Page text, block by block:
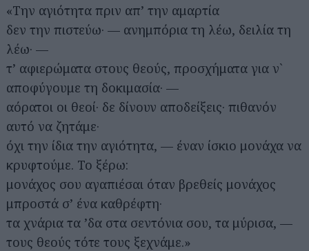
«Την αγιότητα πριν απ’ την αμαρτία
δεν την πιστεύω· — ανημπόρια τη λέω, δειλία τη
λέω· —
τ’ αφιερώματα στους θεούς, προσχήματα για ν`
αποφύγουμε τη δοκιμασία· —
αόρατοι οι θεοί· δε δίνουν αποδείξεις· πιθανόν
αυτό να ζητάμε·
όχι την ίδια την αγιότητα, — έναν ίσκιο μονάχα να
κρυφτούμε. Το ξέρω:
μονάχος σου αγαπιέσαι όταν βρεθείς μονάχος
μπροστά σ’ ένα καθρέφτη·
τα χνάρια τα ’δα στα σεντόνια σου, τα μύρισα, —
τους θεούς τότε τους ξεχνάμε.»